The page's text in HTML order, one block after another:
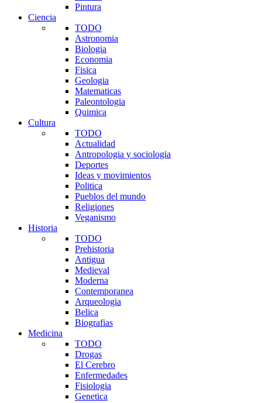
Pintura
Ciencia
TODO
Astronomia
Biologia
Economia
Fisica
Geologia
Matematicas
Paleontologia
Quimica
Cultura
TODO
Actualidad
Antropologia y sociologia
Deportes
Ideas y movimientos
Politica
Pueblos del mundo
Religiones
Veganismo
Historia
TODO
Prehistoria
Antigua
Medieval
Moderna
Contemporanea
Arqueologia
Belica
Biografias
Medicina
TODO
Drogas
El Cerebro
Enfermedades
Fisiologia
Genetica